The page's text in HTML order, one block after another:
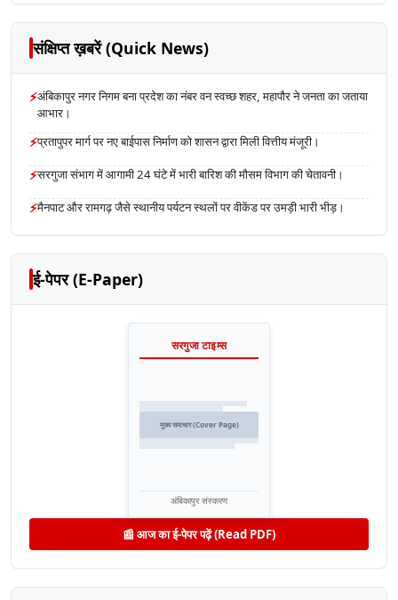
संक्षिप्त ख़बरें (Quick News)
⚡अंबिकापुर नगर निगम बना प्रदेश का नंबर वन स्वच्छ शहर, महापौर ने जनता का जताया
आभार।
⚡प्रतापुपर मार्ग पर नए बाईपास निर्माण को शासन द्वारा मिली वित्तीय मंजूरी।
⚡सरगुजा संभाग में आगामी 24 घंटे में भारी बारिश की मौसम विभाग की चेतावनी।
⚡मैनपाट और रामगढ़ जैसे स्थानीय पर्यटन स्थलों पर वीकेंड पर उमड़ी भारी भीड़।
ई-पेपर (E-Paper)
सरगुजा टाइम्स
मुख्य समाचार (Cover Page)
अंबिकापुर संस्करण
📰 आज का ई-पेपर पढ़ें (Read PDF)